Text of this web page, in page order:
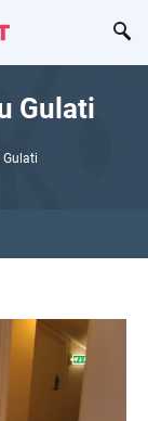
Gulati
Gulati